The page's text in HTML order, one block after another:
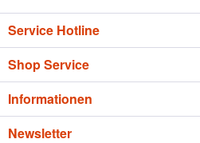
Service Hotline
Shop Service
Informationen
Newsletter